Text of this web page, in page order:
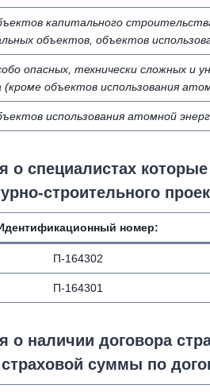
капитального
объектов, объектов
опасных, технически сложных и
объектов использования
использования атомной
о специалистах
строительного
номер:
П-164302
П-164301
о наличии договора
суммы по